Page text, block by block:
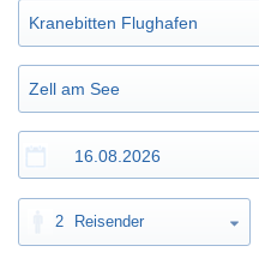
2 Reisender